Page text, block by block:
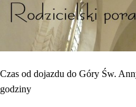
Czas od dojazdu do Góry Św.
godziny